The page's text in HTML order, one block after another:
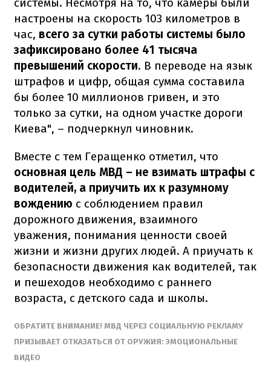
настроены на скорость 103 километров в
час, всего за сутки работы системы было
зафиксировано более 41 тысяча
превышений скорости. В переводе на язык
штрафов и цифр, общая сумма составила
бы более 10 миллионов гривен, и это
только за сутки, на одном участке дороги
Киева", – подчеркнул чиновник.
Вместе с тем Геращенко отметил, что
основная цель МВД – не взимать штрафы с
водителей, а приучить их к разумному
вождению с соблюдением правил
дорожного движения, взаимного
уважения, понимания ценности своей
жизни и жизни других людей. А приучать к
безопасности движения как водителей, так
и пешеходов необходимо с раннего
возраста, с детского сада и школы.
ОБРАТИТЕ ВНИМАНИЕ! МВД ЧЕРЕЗ СОЦИАЛЬНУЮ РЕКЛАМУ
ПРИЗЫВАЕТ ОТКАЗАТЬСЯ ОТ ОРУЖИЯ: ЭМОЦИОНАЛЬНЫЕ
ВИДЕО